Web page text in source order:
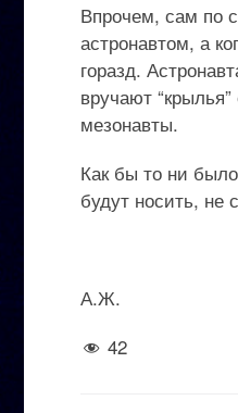
Впрочем, сам по
астронавтом, а
горазд.
вручают
мезонавты.
Как бы то ни
будут носить, не
А.Ж.
42